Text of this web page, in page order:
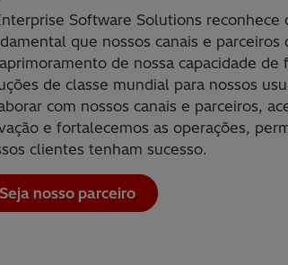
Software Solutions reconhece
que nossos canais e parceiros
de nossa capacidade de
de classe mundial para nossos
com nossos canais e parceiros,
e fortalecemos as operações,
clientes tenham sucesso.
Seja nosso parceiro